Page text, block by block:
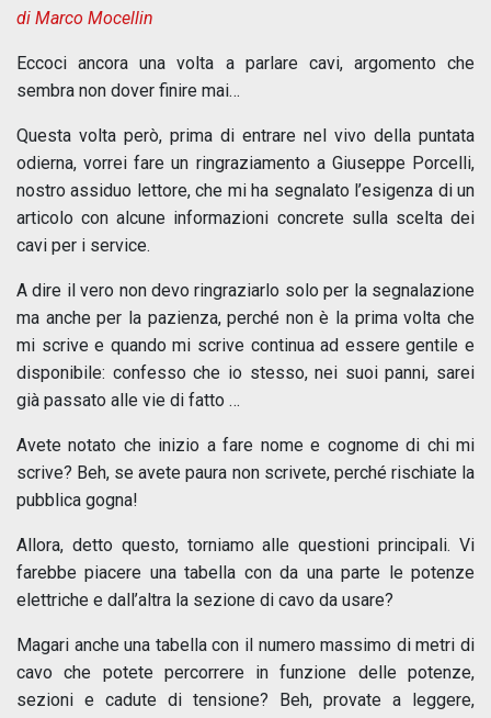
di Marco Mocellin
Eccoci ancora una volta a parlare cavi, argomento che
sembra non dover finire mai…
Questa volta però, prima di entrare nel vivo della puntata
odierna, vorrei fare un ringraziamento a Giuseppe Porcelli,
nostro assiduo lettore, che mi ha segnalato l’esigenza di un
articolo con alcune informazioni concrete sulla scelta dei
cavi per i service.
A dire il vero non devo ringraziarlo solo per la segnalazione
ma anche per la pazienza, perché non è la prima volta che
mi scrive e quando mi scrive continua ad essere gentile e
disponibile: confesso che io stesso, nei suoi panni, sarei
già passato alle vie di fatto …
Avete notato che inizio a fare nome e cognome di chi mi
scrive? Beh, se avete paura non scrivete, perché rischiate la
pubblica gogna!
Allora, detto questo, torniamo alle questioni principali. Vi
farebbe piacere una tabella con da una parte le potenze
elettriche e dall’altra la sezione di cavo da usare?
Magari anche una tabella con il numero massimo di metri di
cavo che potete percorrere in funzione delle potenze,
sezioni e cadute di tensione? Beh, provate a leggere,